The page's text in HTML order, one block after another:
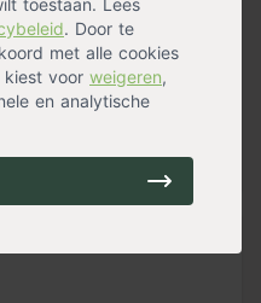
toestaan. Lees
. Door te
met alle cookies
voor weigeren,
en analytische
en drie keer de breedte
plantdiepte en -